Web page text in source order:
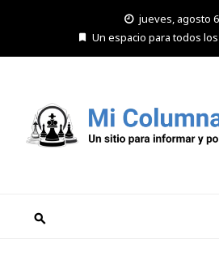
jueves, agosto 6
Un espacio para todos